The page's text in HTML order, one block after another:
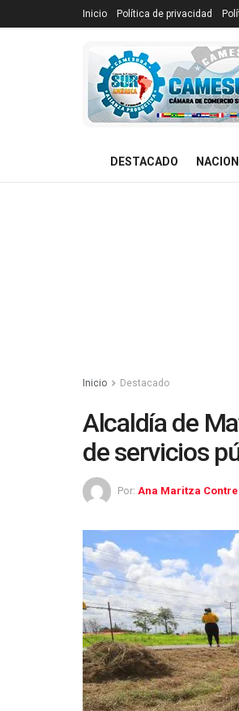
Inicio Política de privacidad
DESTACADO
Inicio Destacado
Alcaldía de
de servicios
Por: Ana Maritza